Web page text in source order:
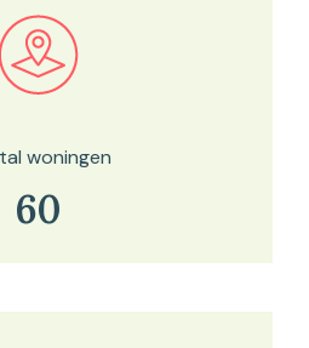
kaartviewer
woningen
60